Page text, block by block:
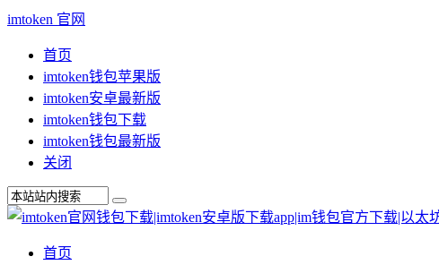
imtoken 官网
首页
imtoken钱包苹果版
imtoken安卓最新版
imtoken钱包下载
imtoken钱包最新版
关闭
首页